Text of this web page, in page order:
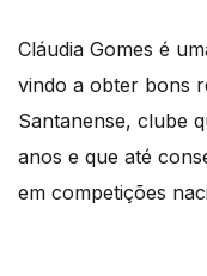
Cláudia Gomes é
vindo a obter bons
Santanense, clube
anos e que até
em competições